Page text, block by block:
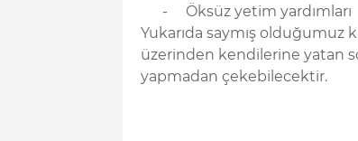
-
Öksüz yetim yardımları
Yukarıda saymış olduğumuz
üzerinden kendilerine yatan
yapmadan çekebilecektir.